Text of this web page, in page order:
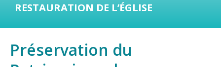
RESTAURATION DE L’ÉGLISE
Préservation du